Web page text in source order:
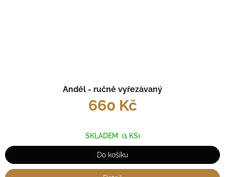
Anděl - ručně vyřezávaný
660 Kč
SKLADEM (1 KS)
Do košíku